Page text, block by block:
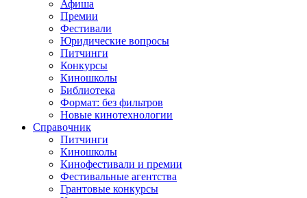
Афиша
Премии
Фестивали
Юридические вопросы
Питчинги
Конкурсы
Киношколы
Библиотека
Формат: без фильтров
Новые кинотехнологии
Справочник
Питчинги
Киношколы
Кинофестивали и премии
Фестивальные агентства
Грантовые конкурсы